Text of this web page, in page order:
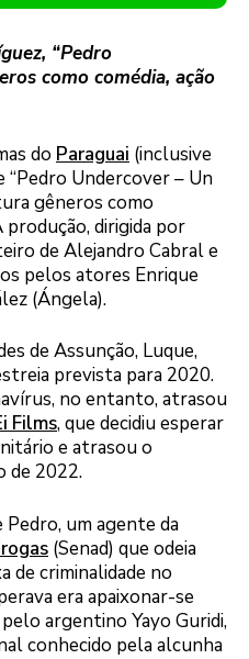
“Pedro
como comédia, ação
do Paraguai (inclusive
“Pedro Undercover – Un
gêneros como
produção, dirigida por
de Alejandro Cabral e
pelos atores Enrique
(Ángela).
de Assunção, Luque,
prevista para 2020.
no entanto, atrasou
Films, que decidiu esperar
e atrasou o
de 2022.
um agente da
(Senad) que odeia
de criminalidade no
era apaixonar-se
argentino Yayo Guridi,
conhecido pela alcunha